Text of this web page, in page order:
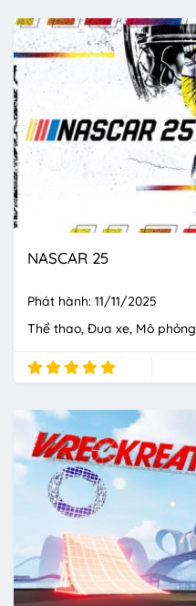
NASCAR 25
Phát hành: 11/11/2025
Thể thao Đua xe Mô phỏng